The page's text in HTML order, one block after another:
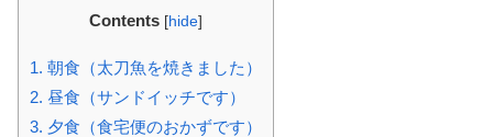
Contents [hide]
1. 朝食（太刀魚を焼きました）
2. 昼食（サンドイッチです）
3. 夕食（食宅便のおかずです）